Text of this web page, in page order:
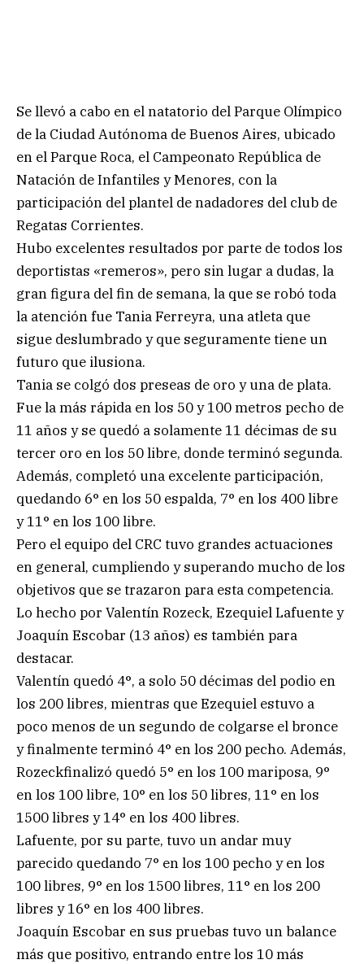
Se llevó a cabo en el natatorio del Parque Olímpico
de la Ciudad Autónoma de Buenos Aires, ubicado
en el Parque Roca, el Campeonato República de
Natación de Infantiles y Menores, con la
participación del plantel de nadadores del club de
Regatas Corrientes.
Hubo excelentes resultados por parte de todos los
deportistas «remeros», pero sin lugar a dudas, la
gran figura del fin de semana, la que se robó toda
la atención fue Tania Ferreyra, una atleta que
sigue deslumbrado y que seguramente tiene un
futuro que ilusiona.
Tania se colgó dos preseas de oro y una de plata.
Fue la más rápida en los 50 y 100 metros pecho de
11 años y se quedó a solamente 11 décimas de su
tercer oro en los 50 libre, donde terminó segunda.
Además, completó una excelente participación,
quedando 6° en los 50 espalda, 7° en los 400 libre
y 11° en los 100 libre.
Pero el equipo del CRC tuvo grandes actuaciones
en general, cumpliendo y superando mucho de los
objetivos que se trazaron para esta competencia.
Lo hecho por Valentín Rozeck, Ezequiel Lafuente y
Joaquín Escobar (13 años) es también para
destacar.
Valentín quedó 4°, a solo 50 décimas del podio en
los 200 libres, mientras que Ezequiel estuvo a
poco menos de un segundo de colgarse el bronce
y finalmente terminó 4° en los 200 pecho. Además,
Rozeckfinalizó quedó 5° en los 100 mariposa, 9°
en los 100 libre, 10° en los 50 libres, 11° en los
1500 libres y 14° en los 400 libres.
Lafuente, por su parte, tuvo un andar muy
parecido quedando 7° en los 100 pecho y en los
100 libres, 9° en los 1500 libres, 11° en los 200
libres y 16° en los 400 libres.
Joaquín Escobar en sus pruebas tuvo un balance
más que positivo, entrando entre los 10 más